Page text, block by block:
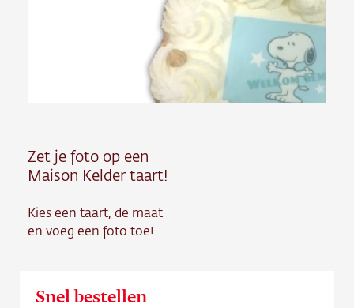
Zet je foto op een
Maison Kelder taart!
Kies een taart, de maat
en voeg een foto toe!
Snel bestellen